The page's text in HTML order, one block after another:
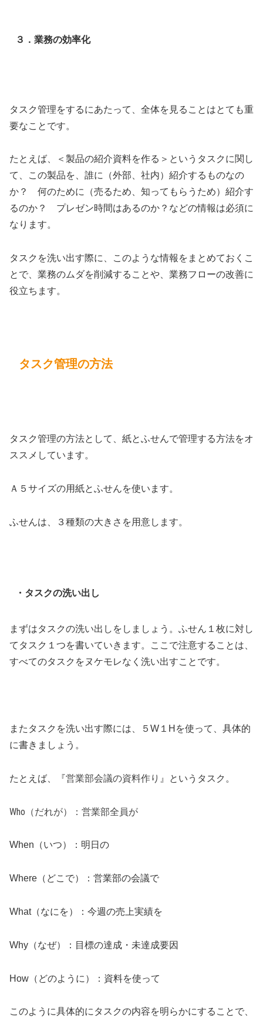
３．業務の効率化
タスク管理をするにあたって、全体を見ることはとても重
要なことです。
たとえば、＜製品の紹介資料を作る＞というタスクに関し
て、この製品を、誰に（外部、社内）紹介するものなの
か？ 何のために（売るため、知ってもらうため）紹介す
るのか？ プレゼン時間はあるのか？などの情報は必須に
なります。
タスクを洗い出す際に、このような情報をまとめておくこ
とで、業務のムダを削減することや、業務フローの改善に
役立ちます。
タスク管理の方法
タスク管理の方法として、紙とふせんで管理する方法をオ
ススメしています。
Ａ５サイズの用紙とふせんを使います。
ふせんは、３種類の大きさを用意します。
・タスクの洗い出し
まずはタスクの洗い出しをしましょう。ふせん１枚に対し
てタスク１つを書いていきます。ここで注意することは、
すべてのタスクをヌケモレなく洗い出すことです。
またタスクを洗い出す際には、５W１Hを使って、具体的
に書きましょう。
たとえば、『営業部会議の資料作り 』というタスク。
Who（だれが）：営業部全員が
When（いつ）：明日の
Where（どこで）：営業部の会議で
What（なにを）：今週の売上実績を
Why（なぜ）：目標の達成・未達成要因
How（どのように）：資料を使って
このように具体的にタスクの内容を明らかにすることで、